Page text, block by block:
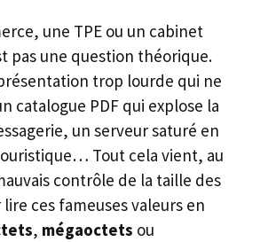
une TPE ou un cabinet
pas une question théorique.
trop lourde qui ne
catalogue PDF qui explose la
un serveur saturé en
Tout cela vient, au
contrôle de la taille des
ces fameuses valeurs en
, mégaoctets ou